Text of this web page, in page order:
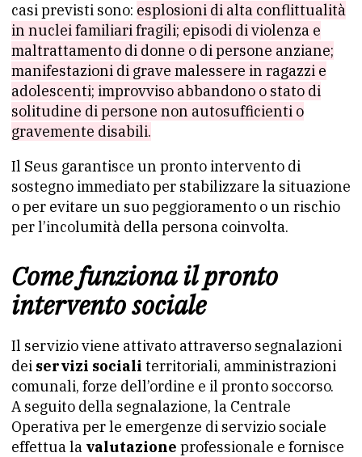
casi previsti sono: esplosioni di alta conflittualità
in nuclei familiari fragili; episodi di violenza e
maltrattamento di donne o di persone anziane;
manifestazioni di grave malessere in ragazzi e
adolescenti; improvviso abbandono o stato di
solitudine di persone non autosufficienti o
gravemente disabili.
Il Seus garantisce un pronto intervento di
sostegno immediato per stabilizzare la situazione
o per evitare un suo peggioramento o un rischio
per l’incolumità della persona coinvolta.
Come funziona il pronto
intervento sociale
Il servizio viene attivato attraverso segnalazioni
dei servizi sociali territoriali, amministrazioni
comunali, forze dell’ordine e il pronto soccorso.
A seguito della segnalazione, la Centrale
Operativa per le emergenze di servizio sociale
effettua la valutazione professionale e fornisce